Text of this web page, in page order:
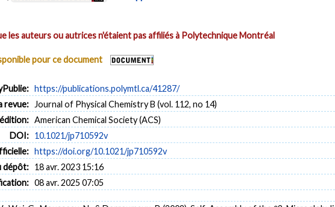
les auteurs ou autrices n'étaient pas affiliés à Polytechnique Montréal
pour ce document
https://publications.polymtl.ca/41287/
revue:
Journal of Physical Chemistry B (vol. 112, no 14)
American Chemical Society (ACS)
DOI: 10.1021/jp710592v
https://doi.org/10.1021/jp710592v
dépôt: 18 avr. 2023 15:16
08 avr. 2025 07:05